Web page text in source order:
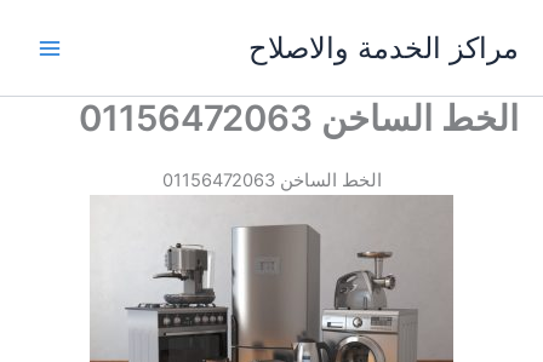
المحتوى
مراكز الخدمة والاصلاح
الخط الساخن 01156472063
الخط الساخن 01156472063